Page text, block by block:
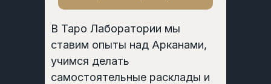
В Таро Лаборатории мы
ставим опыты над Арканами,
учимся делать
самостоятельные расклады и